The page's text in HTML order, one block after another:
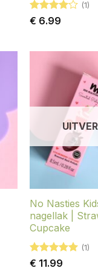
Gewaardeerd
(1)
€ 6.99
No Nasties
nagellak |
Cupcake
Gewaardeerd
(1)
€ 11.99